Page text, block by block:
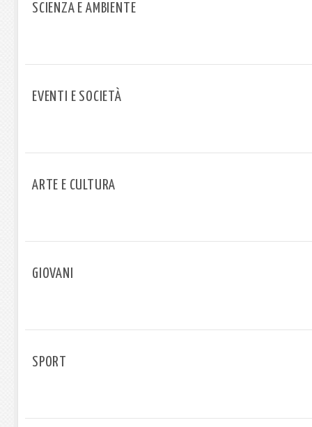
SCIENZA E AMBIENTE
EVENTI E SOCIETÀ
ARTE E CULTURA
GIOVANI
SPORT